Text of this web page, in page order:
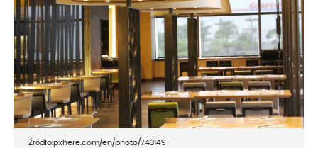
Źródło:pxhere.com/en/photo/743149